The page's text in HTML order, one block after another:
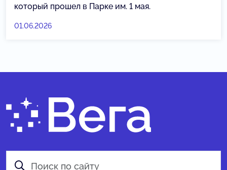
который прошел в Парке им. 1 мая.
01.06.2026